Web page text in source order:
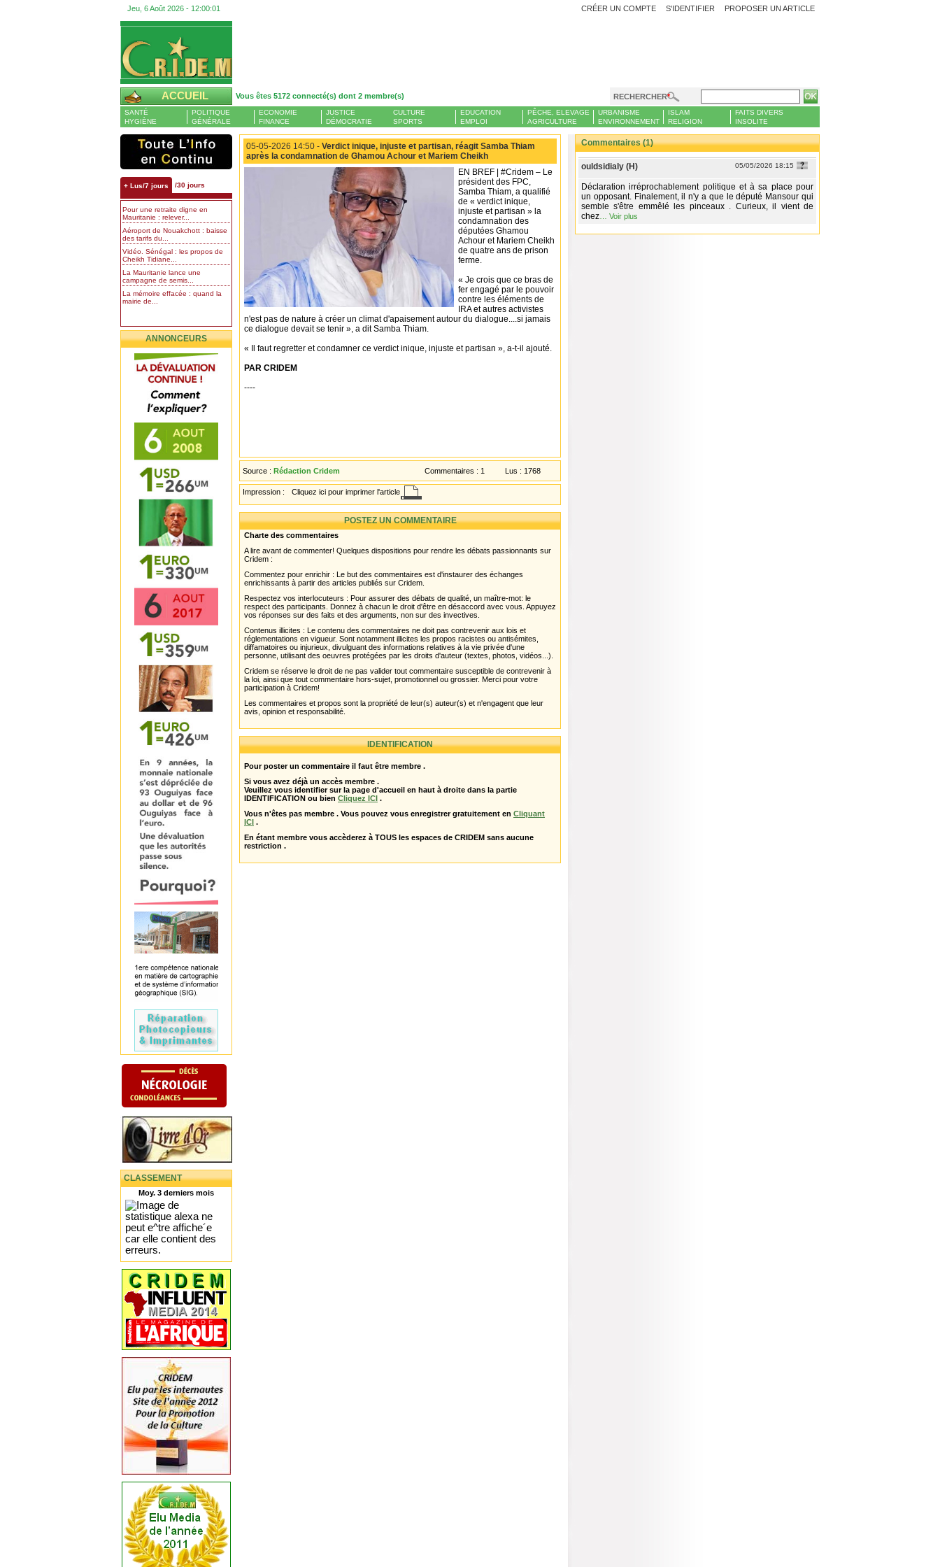
Jeu, 6 Août 2026 - 12:00:02 PROPOSER UN ARTICLE
CRÉER UN COMPTE S'IDENTIFIER
ACCUEIL Vous êtes 5172 connecté(s) dont 2 membre(s) RECHERCHER
SANTÉ
HYGIÈNE
POLITIQUE
GÉNÉRALE
ECONOMIE
FINANCE
JUSTICE
DÉMOCRATIE
CULTURE
SPORTS
EDUCATION
EMPLOI
PÊCHE, ELEVAGE
AGRICULTURE
URBANISME
ENVIRONNEMENT
ISLAM
RELIGION
FAITS DIVERS
INSOLITE
+ Lus/7 jours /30 jours
Pour une retraite digne en
Mauritanie : relever...
Aéroport de Nouakchott : baisse
des tarifs du...
Vidéo. Sénégal : les propos de
Cheikh Tidiane...
La Mauritanie lance une
campagne de semis...
La mémoire effacée : quand la
mairie de...
ANNONCEURS
CLASSEMENT
Moy. 3 derniers mois
05-05-2026 14:50 - Verdict inique, injuste et partisan, réagit Samba Thiam
après la condamnation de Ghamou Achour et Mariem Cheikh
EN BREF | #Cridem – Le
président des FPC,
Samba Thiam, a qualifié
de « verdict inique,
injuste et partisan » la
condamnation des
députées Ghamou
Achour et Mariem Cheikh
de quatre ans de prison
ferme.
« Je crois que ce bras de
fer engagé par le pouvoir
contre les éléments de
IRA et autres activistes
n'est pas de nature à créer un climat d'apaisement autour du dialogue....si jamais
ce dialogue devait se tenir », a dit Samba Thiam.
« Il faut regretter et condamner ce verdict inique, injuste et partisan », a-t-il ajouté.
PAR CRIDEM
----
Source : Rédaction Cridem Commentaires : 1 Lus : 1768
Impression : Cliquez ici pour imprimer l'article
POSTEZ UN COMMENTAIRE
Charte des commentaires
A lire avant de commenter! Quelques dispositions pour rendre les débats passionnants sur
Cridem :
Commentez pour enrichir : Le but des commentaires est d'instaurer des échanges
enrichissants à partir des articles publiés sur Cridem.
Respectez vos interlocuteurs : Pour assurer des débats de qualité, un maître-mot: le
respect des participants. Donnez à chacun le droit d'être en désaccord avec vous. Appuyez
vos réponses sur des faits et des arguments, non sur des invectives.
Contenus illicites : Le contenu des commentaires ne doit pas contrevenir aux lois et
réglementations en vigueur. Sont notamment illicites les propos racistes ou antisémites,
diffamatoires ou injurieux, divulguant des informations relatives à la vie privée d'une
personne, utilisant des oeuvres protégées par les droits d'auteur (textes, photos, vidéos...).
Cridem se réserve le droit de ne pas valider tout commentaire susceptible de contrevenir à
la loi, ainsi que tout commentaire hors-sujet, promotionnel ou grossier. Merci pour votre
participation à Cridem!
Les commentaires et propos sont la propriété de leur(s) auteur(s) et n'engagent que leur
avis, opinion et responsabilité.
IDENTIFICATION
Pour poster un commentaire il faut être membre .
Si vous avez déjà un accès membre .
Veuillez vous identifier sur la page d'accueil en haut à droite dans la partie
IDENTIFICATION ou bien Cliquez ICI .
Vous n'êtes pas membre . Vous pouvez vous enregistrer gratuitement en Cliquant
ICI .
En étant membre vous accèderez à TOUS les espaces de CRIDEM sans aucune
restriction .
Commentaires (1)
ouldsidialy (H) 05/05/2026 18:15
Déclaration irréprochablement politique et à sa place pour
un opposant. Finalement, il n'y a que le député Mansour qui
semble s'être emmêlé les pinceaux . Curieux, il vient de
chez
Voir plus